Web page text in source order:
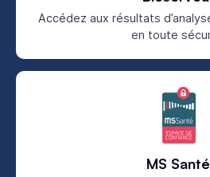
Accédez aux résultats
en toute
MS Santé